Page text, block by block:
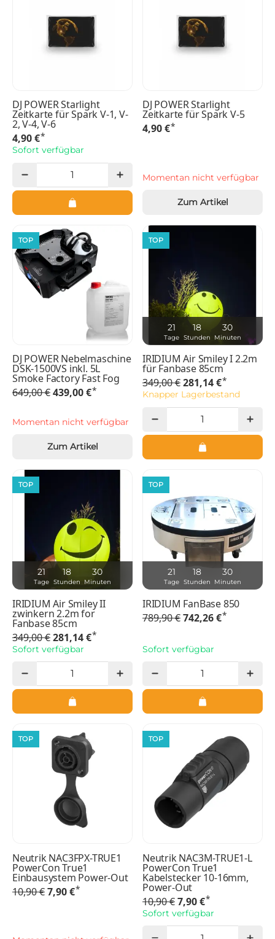
DJ POWER Starlight
Zeitkarte für Spark V-1, V-
2, V-4, V-6
4,90 €*
Sofort verfügbar
DJ POWER Starlight
Zeitkarte für Spark V-5
4,90 €*
Momentan nicht verfügbar
Zum Artikel
TOP
DJ POWER Nebelmaschine
DSK-1500VS inkl. 5L
Smoke Factory Fast Fog
649,00 €439,00 €*
Momentan nicht verfügbar
Zum Artikel
21
Tage
18
Stunden
30
Minuten
TOP
IRIDIUM Air Smiley I 2.2m
für Fanbase 85cm
349,00 €281,14 €*
Knapper Lagerbestand
21
Tage
18
Stunden
30
Minuten
TOP
IRIDIUM Air Smiley II
zwinkern 2.2m for
Fanbase 85cm
349,00 €281,14 €*
Sofort verfügbar
21
Tage
18
Stunden
30
Minuten
TOP
IRIDIUM FanBase 850
789,90 €742,26 €*
Sofort verfügbar
TOP
Neutrik NAC3FPX-TRUE1
PowerCon True1
Einbausystem Power-Out
10,90 €7,90 €*
TOP
Neutrik NAC3M-TRUE1-L
PowerCon True1
Kabelstecker 10-16mm,
Power-Out
10,90 €7,90 €*
Sofort verfügbar